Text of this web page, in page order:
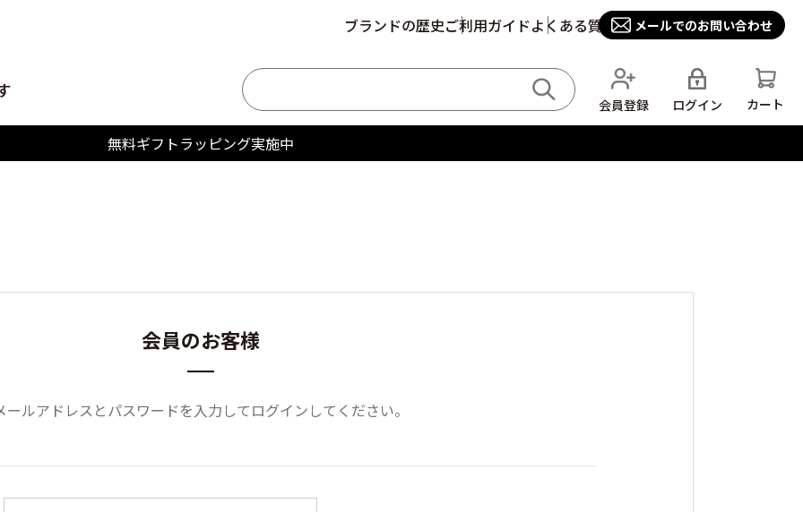
ブランドの歴史ご利用ガイドよくある質問 メールでのお問い合わせ
会員登録 ログイン カート
無料ギフトラッピング実施中
会員のお客様
ールアドレスとパスワードを入力してログインしてください。